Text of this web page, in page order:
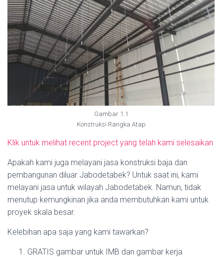
Gambar 1.1
Konstruksi Rangka Atap
Klik untuk melihat recent project yang telah kami selesaikan
Apakah kami juga melayani jasa konstruksi baja dan
pembangunan diluar Jabodetabek? Untuk saat ini, kami
melayani jasa untuk wilayah Jabodetabek. Namun, tidak
menutup kemungkinan jika anda membutuhkan kami untuk
proyek skala besar.
Kelebihan apa saja yang kami tawarkan?
GRATIS gambar untuk IMB dan gambar kerja